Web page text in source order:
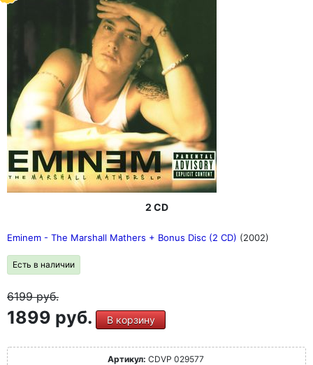
2 CD
Eminem - The Marshall Mathers + Bonus Disc (2 CD) (2002)
Есть в наличии
6199руб.
1899 руб. В корзину
Артикул: CDVP 029577